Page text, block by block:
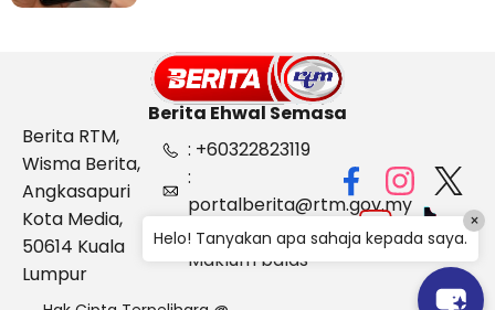
Berita Ehwal Semasa
Berita RTM,
Wisma Berita,
Angkasapuri
Kota Media,
50614 Kuala
Lumpur
: +60322823119
:
portalberita@rtm.gov.my
: Aduan &
Maklum balas
Helo! Tanyakan apa sahaja kepada saya.
×